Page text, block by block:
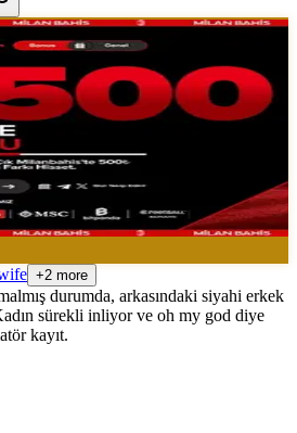
+2 more
durumda, arkasındaki siyahi erkek
sürekli inliyor ve oh my god diye
kayıt.